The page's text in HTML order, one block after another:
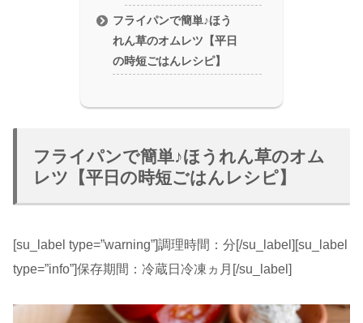
フライパンで簡単♪ほう
れん草のオムレツ【平日
の時短ごはんレシピ】
フライパンで簡単♪ほうれん草のオム
レツ【平日の時短ごはんレシピ】
[su_label type=”warning”]調理時間：分[/su_label][su_label
type=”info”]保存期間：冷蔵日冷凍ヵ月[/su_label]